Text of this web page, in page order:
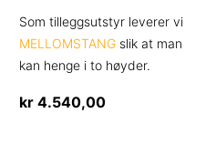
Som tilleggsutstyr leverer vi
MELLOMSTANG slik at man
kan henge i to høyder.
kr4.540,00